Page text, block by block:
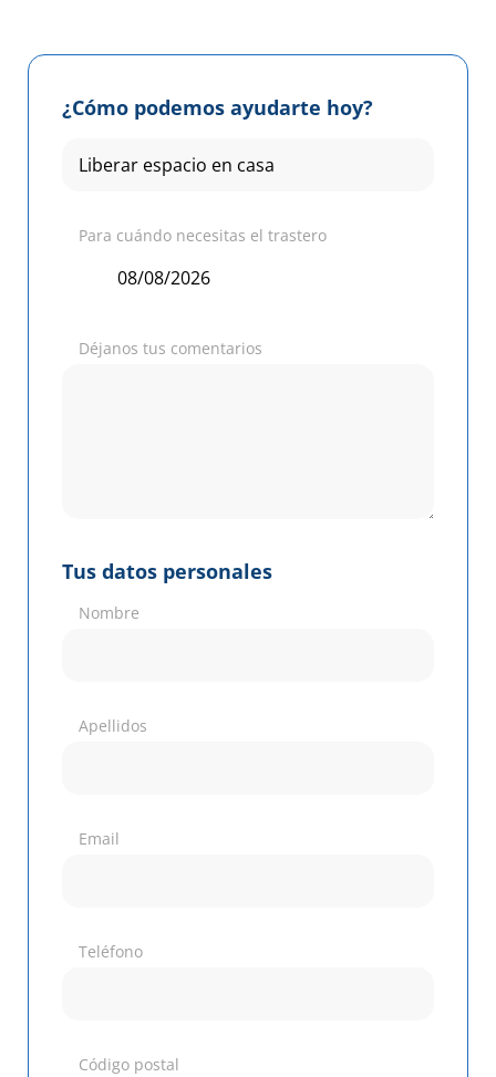
¿Cómo podemos ayudarte hoy?
Para cuándo necesitas el trastero
Déjanos tus comentarios
Tus datos personales
Nombre
Apellidos
Email
Teléfono
Código postal